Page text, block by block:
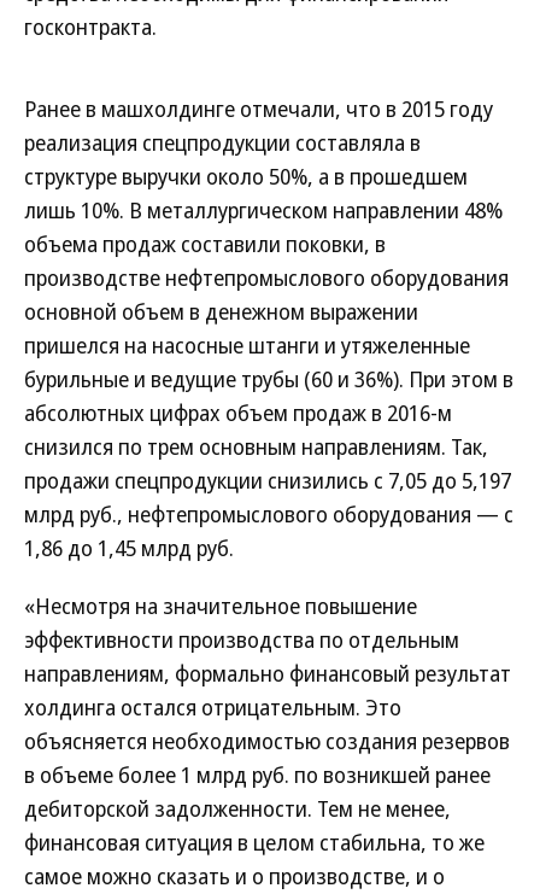
госконтракта.
Ранее в машхолдинге отмечали, что в 2015 году
реализация спецпродукции составляла в
структуре выручки около 50%, а в прошедшем
лишь 10%. В металлургическом направлении 48%
объема продаж составили поковки, в
производстве нефтепромыслового оборудования
основной объем в денежном выражении
пришелся на насосные штанги и утяжеленные
бурильные и ведущие трубы (60 и 36%). При этом в
абсолютных цифрах объем продаж в 2016-м
снизился по трем основным направлениям. Так,
продажи спецпродукции снизились с 7,05 до 5,197
млрд руб., нефтепромыслового оборудования — с
1,86 до 1,45 млрд руб.
«Несмотря на значительное повышение
эффективности производства по отдельным
направлениям, формально финансовый результат
холдинга остался отрицательным. Это
объясняется необходимостью создания резервов
в объеме более 1 млрд руб. по возникшей ранее
дебиторской задолженности. Тем не менее,
финансовая ситуация в целом стабильна, то же
самое можно сказать и о производстве, и о